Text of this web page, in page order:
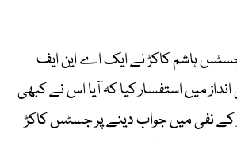
ہاشم کاکڑ نے ایک اے این ایف
میں استفسار کیا کہ آیا اس نے کبھی
نفی میں جواب دینے پر جسٹس کاکڑ